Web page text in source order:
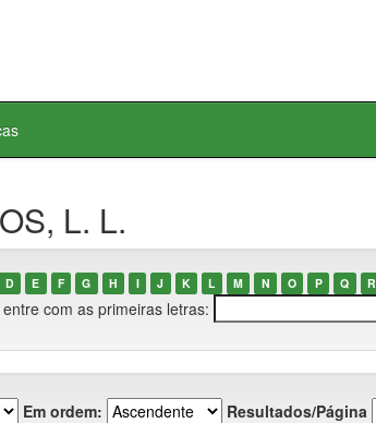
L. L.
D E F G H I J K L M N O P Q R
com as primeiras letras:
Em ordem: Resultados/Página